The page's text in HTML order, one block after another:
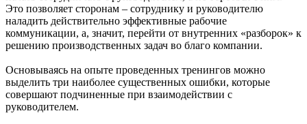
Это позволяет сторонам – сотруднику и руководителю
наладить действительно эффективные рабочие
коммуникации, а, значит, перейти от внутренних «разборок» к
решению производственных задач во благо компании.
Основываясь на опыте проведенных тренингов можно
выделить три наиболее существенных ошибки, которые
совершают подчиненные при взаимодействии с
руководителем.